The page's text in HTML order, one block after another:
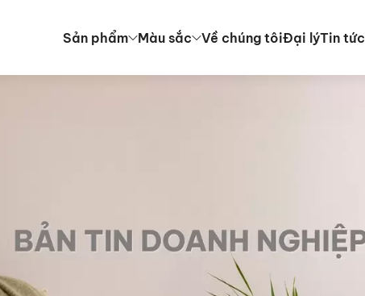
Sản phẩm Màu sắc Về chúng tôiĐại lýTin tức